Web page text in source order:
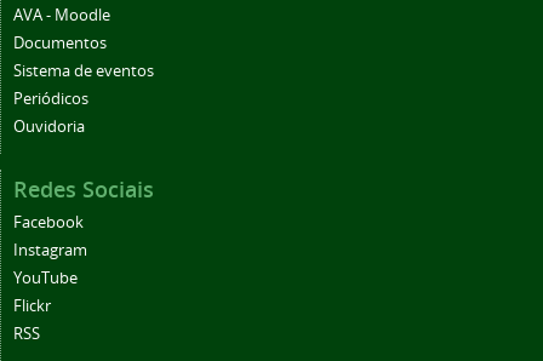
AVA - Moodle
Documentos
Sistema de eventos
Periódicos
Ouvidoria
Redes Sociais
Facebook
Instagram
YouTube
Flickr
RSS